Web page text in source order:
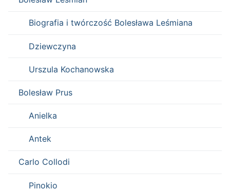
Biografia i twórczość Bolesława Leśmiana
Dziewczyna
Urszula Kochanowska
Bolesław Prus
Anielka
Antek
Carlo Collodi
Pinokio